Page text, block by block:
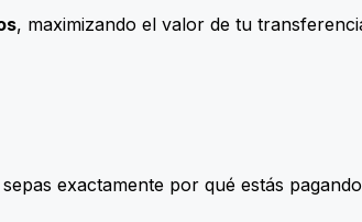
, maximizando el valor de tu
exactamente por qué estás